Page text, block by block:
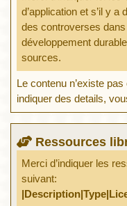
d’application et s’il y a
des controverses
développement
sources.
Le contenu n’existe
indiquer des details,
Ressources
Merci d’indiquer les
suivant: